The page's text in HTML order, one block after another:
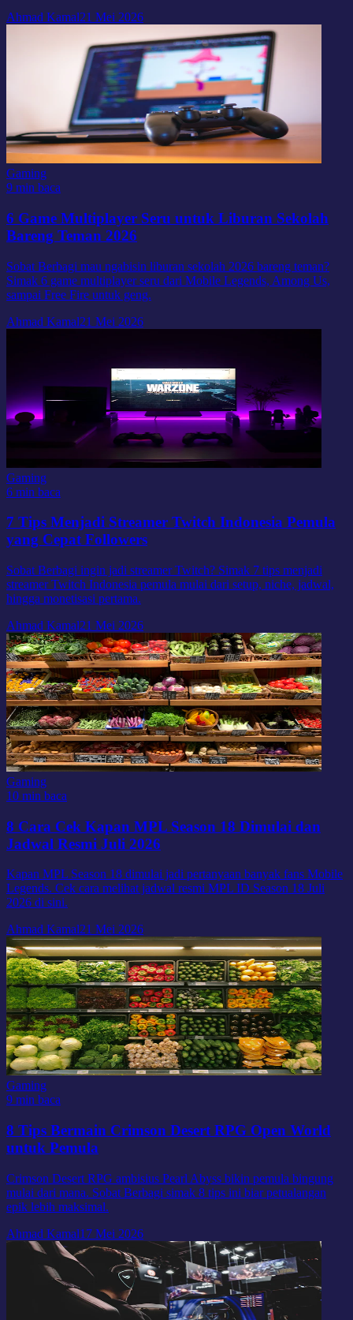
Ahmad Kamal21 Mei 2026
Gaming
9 min baca
6 Game Multiplayer Seru untuk Liburan Sekolah
Bareng Teman 2026
Sobat Berbagi mau ngabisin liburan sekolah 2026 bareng teman?
Simak 6 game multiplayer seru dari Mobile Legends, Among Us,
sampai Free Fire untuk geng.
Ahmad Kamal21 Mei 2026
Gaming
6 min baca
7 Tips Menjadi Streamer Twitch Indonesia Pemula
yang Cepat Followers
Sobat Berbagi ingin jadi streamer Twitch? Simak 7 tips menjadi
streamer Twitch Indonesia pemula mulai dari setup, niche, jadwal,
hingga monetisasi pertama.
Ahmad Kamal21 Mei 2026
Gaming
10 min baca
8 Cara Cek Kapan MPL Season 18 Dimulai dan
Jadwal Resmi Juli 2026
Kapan MPL Season 18 dimulai jadi pertanyaan banyak fans Mobile
Legends. Cek cara melihat jadwal resmi MPL ID Season 18 Juli
2026 di sini.
Ahmad Kamal21 Mei 2026
Gaming
9 min baca
8 Tips Bermain Crimson Desert RPG Open World
untuk Pemula
Crimson Desert RPG ambisius Pearl Abyss bikin pemula bingung
mulai dari mana. Sobat Berbagi simak 8 tips ini biar petualangan
epik lebih maksimal.
Ahmad Kamal17 Mei 2026